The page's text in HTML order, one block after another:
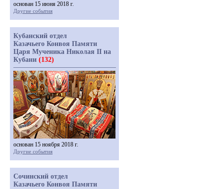
основан 15 июня 2018 г.
Другие события
Кубанский отдел
Казачьего Конвоя Памяти
Царя Мученика Николая II на
Кубани (132)
основан 15 ноября 2018 г.
Другие события
Сочинский отдел
Казачьего Конвоя Памяти